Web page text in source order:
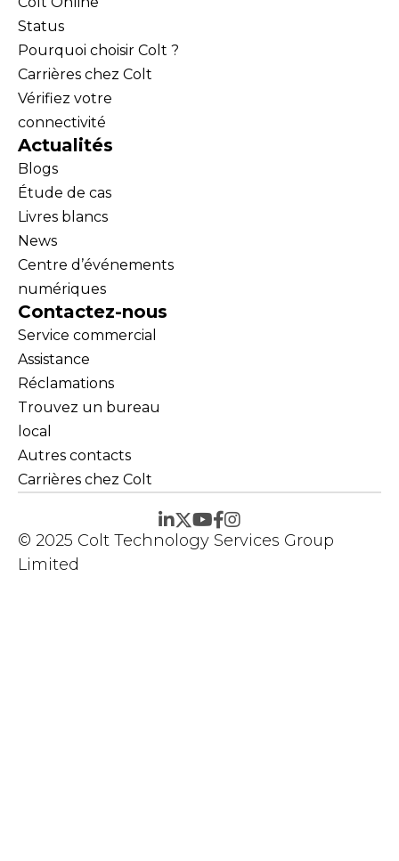
Status
Pourquoi choisir Colt ?
Carrières chez Colt
Vérifiez votre
connectivité
Actualités
Blogs
Étude de cas
Livres blancs
News
Centre d’événements
numériques
Contactez-nous
Service commercial
Assistance
Réclamations
Trouvez un bureau
local
Autres contacts
Carrières chez Colt
© 2025 Colt Technology Services Group
Limited